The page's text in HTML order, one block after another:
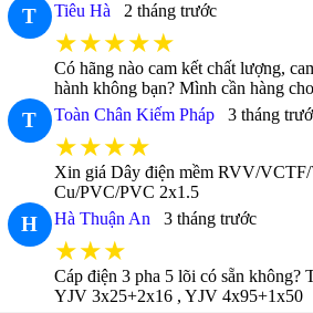
T Tiêu Hà 2 tháng trước
★★★★★
Có hãng nào cam kết chất lượng,
hành không bạn? Mình cần hàng
T Toàn Chân Kiếm Pháp 3 tháng
★★★★
Xin giá Dây điện mềm RVV/
Cu/PVC/PVC 2x1.5
H Hà Thuận An 3 tháng trước
★★★
Cáp điện 3 pha 5 lõi có sẵn không?
YJV 3x25+2x16 , YJV 4x95+1x50